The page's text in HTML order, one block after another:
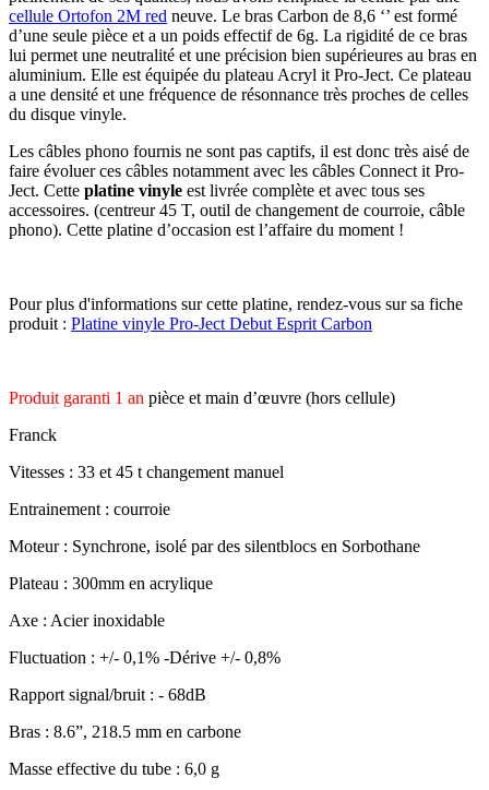
cellule Ortofon 2M red neuve. Le bras Carbon de 8,6 ‘’ est formé
d’une seule pièce et a un poids effectif de 6g. La rigidité de ce bras
lui permet une neutralité et une précision bien supérieures au bras en
aluminium. Elle est équipée du plateau Acryl it Pro-Ject. Ce plateau
a une densité et une fréquence de résonnance très proches de celles
du disque vinyle.
Les câbles phono fournis ne sont pas captifs, il est donc très aisé de
faire évoluer ces câbles notamment avec les câbles Connect it Pro-
Ject. Cette platine vinyle est livrée complète et avec tous ses
accessoires. (centreur 45 T, outil de changement de courroie, câble
phono). Cette platine d’occasion est l’affaire du moment !
Pour plus d'informations sur cette platine, rendez-vous sur sa fiche
produit : Platine vinyle Pro-Ject Debut Esprit Carbon
Produit garanti 1 an pièce et main d’œuvre (hors cellule)
Franck
Vitesses : 33 et 45 t changement manuel
Entrainement : courroie
Moteur : Synchrone, isolé par des silentblocs en Sorbothane
Plateau : 300mm en acrylique
Axe : Acier inoxidable
Fluctuation : +/- 0,1% -Dérive +/- 0,8%
Rapport signal/bruit : - 68dB
Bras : 8.6”, 218.5 mm en carbone
Masse effective du tube : 6,0 g